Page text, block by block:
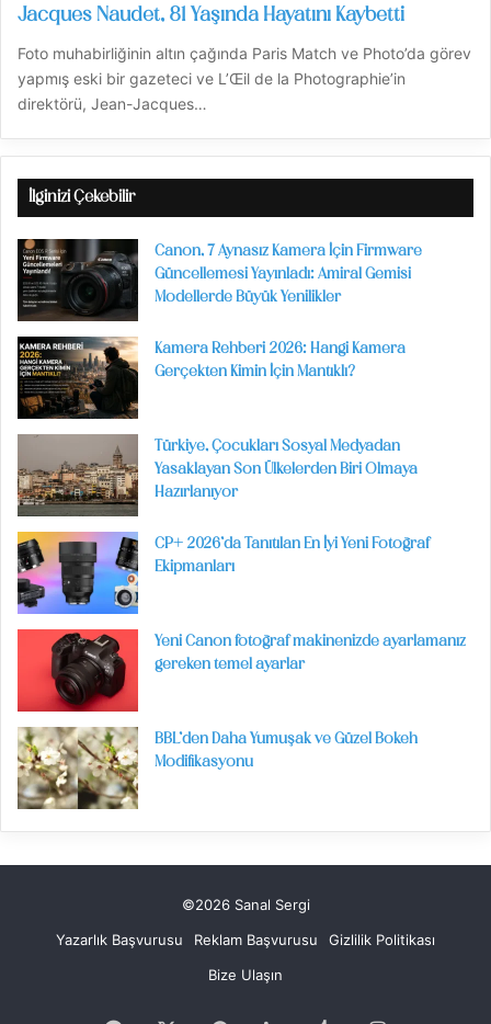
Jacques Naudet, 81 Yaşında Hayatını Kaybetti
Foto muhabirliğinin altın çağında Paris Match ve Photo’da görev
yapmış eski bir gazeteci ve L’Œil de la Photographie’in
direktörü, Jean-Jacques…
İlginizi Çekebilir
Canon, 7 Aynasız Kamera İçin Firmware
Güncellemesi Yayınladı: Amiral Gemisi
Modellerde Büyük Yenilikler
Kamera Rehberi 2026: Hangi Kamera
Gerçekten Kimin İçin Mantıklı?
Türkiye, Çocukları Sosyal Medyadan
Yasaklayan Son Ülkelerden Biri Olmaya
Hazırlanıyor
CP+ 2026’da Tanıtılan En İyi Yeni Fotoğraf
Ekipmanları
Yeni Canon fotoğraf makinenizde ayarlamanız
gereken temel ayarlar
BBL’den Daha Yumuşak ve Güzel Bokeh
Modifikasyonu
©2026 Sanal Sergi
Yazarlık Başvurusu
Reklam Başvurusu
Gizlilik Politikası
Bize Ulaşın